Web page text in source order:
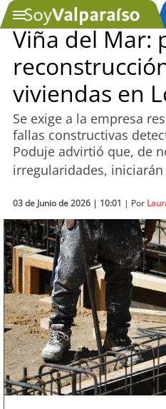
SOYTV
Podcast
Actualidad
Economía
Deportes
Tecnología
Sostenibilidad
soychile
soyarica
Viña del Mar:
viviendas en
Se exige a la empresa
fallas constructivas
Poduje advirtió que, de
irregularidades, iniciarán
03 de Junio de 2026 | 10:01 | Por